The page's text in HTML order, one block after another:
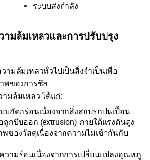
ระบบส่งกำลัง
ามล้มเหลวและการปรับปรุง
ามล้มเหลวทั่วไปเป็นสิ่งจำเป็นเพื่อ
พของการซีล
มล้มเหลว ได้แก่:
บกัดกร่อนเนื่องจากสิ่งสกปรกปนเปื้อน
ถูกบีบออก (extrusion) ภายใต้แรงดันสูง
พของวัสดุเนื่องจากความไม่เข้ากันกับ
วามร้อนเนื่องจากการเปลี่ยนแปลงอุณหภู